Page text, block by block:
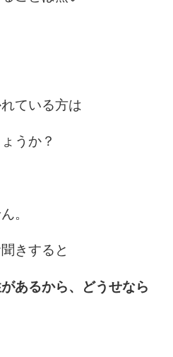
ている方は
うか？
。
きすると
あるから、どうせなら